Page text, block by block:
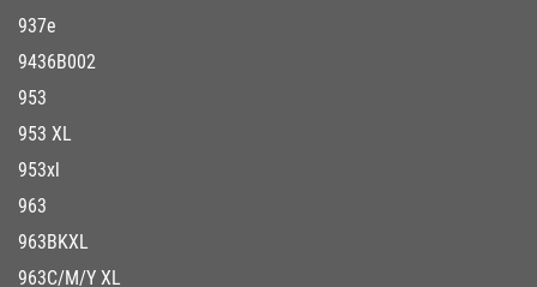
937e
9436B002
953
953 XL
953xl
963
963BKXL
963C/M/Y XL